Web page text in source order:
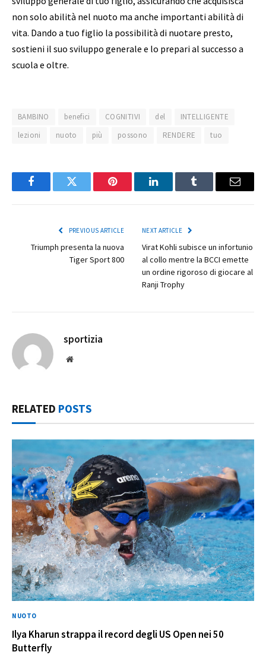
non solo abilità nel nuoto ma anche importanti abilità di
vita. Dando a tuo figlio la possibilità di nuotare presto,
sostieni il suo sviluppo generale e lo prepari al successo a
scuola e oltre.
BAMBINO benefici COGNITIVI del
INTELLIGENTE
lezioni
nuoto più possono RENDERE tuo
FacebookTwitter Pinterest LinkedInTumblr Email
PREVIOUS ARTICLE
Triumph presenta la nuova
Tiger Sport 800
NEXT ARTICLE
Virat Kohli subisce un infortunio
al collo mentre la BCCI emette
un ordine rigoroso di giocare al
Ranji Trophy
sportizia
Website
RELATED POSTS
NUOTO
Ilya Kharun strappa il record degli US Open nei 50
Butterfly